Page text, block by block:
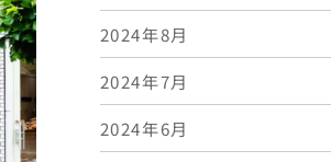
2024年8月
2024年7月
2024年6月